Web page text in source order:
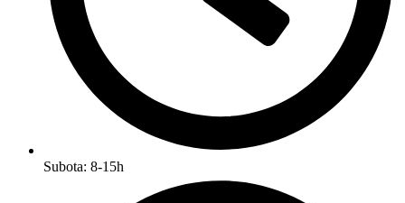
Subota: 8-15h